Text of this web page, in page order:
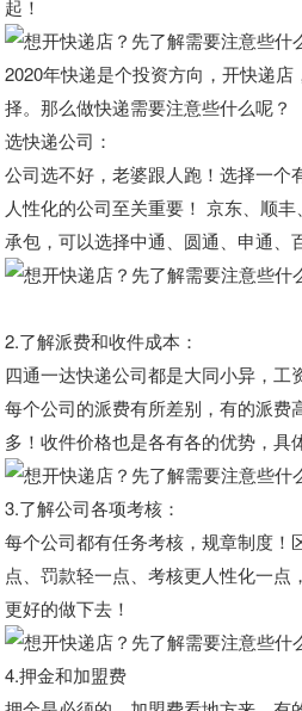
起！
2020年快递是个投资方向，开快递
择。那么做快递需要注意些什么呢？
选快递公司：
公司选不好，老婆跟人跑！选择一个
人性化的公司至关重要！ 京东、顺
承包，可以选择中通、圆通、申通、
2.了解派费和收件成本：
四通一达快递公司都是大同小异，工
每个公司的派费有所差别，有的派费
多！收件价格也是各有各的优势，具
3.了解公司各项考核：
每个公司都有任务考核，规章制度！
点、罚款轻一点、考核更人性化一点
更好的做下去！
4.押金和加盟费